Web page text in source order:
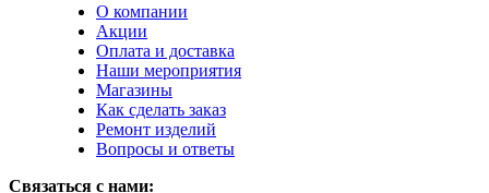
О компании
Акции
Оплата и доставка
Наши мероприятия
Магазины
Как сделать заказ
Ремонт изделий
Вопросы и ответы
Связаться с нами: